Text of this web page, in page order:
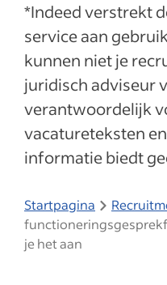
*Indeed verstrekt
service aan
kunnen niet je
juridisch adviseur
verantwoordelijk
vacatureteksten
informatie biedt
Startpagina
je het aan